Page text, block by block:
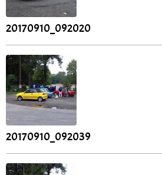
20170910_092020
20170910_092039